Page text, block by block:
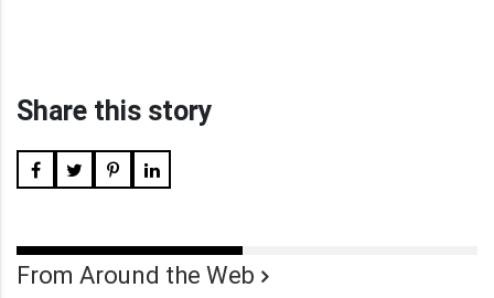
Share this story
From Around the Web